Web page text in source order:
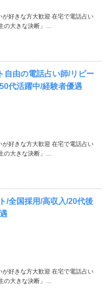
が好きな方大歓迎 在宅で電話占い
の大きな決断」…
自由の電話占い師/リピー
代活躍中/経験者優遇
が好きな方大歓迎 在宅で電話占い
の大きな決断」…
/全国採用/高収入/20代後
が好きな方大歓迎 在宅で電話占い
の大きな決断」…